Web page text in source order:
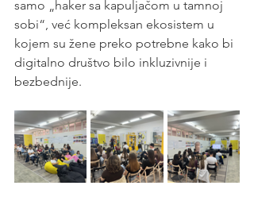
samo „haker sa kapuljačom u tamnoj
sobi“, već kompleksan ekosistem u
kojem su žene preko potrebne kako bi
digitalno društvo bilo inkluzivnije i
bezbednije.